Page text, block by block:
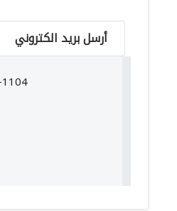
أرسل بريد الكتروني